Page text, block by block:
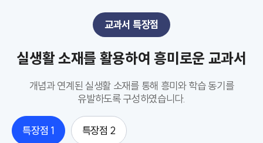
교과서 특장점
실생활 소재를 활용하여 흥미로운 교과서
개념과 연계된 실생활 소재를 통해 흥미와 학습 동기를
유발하도록 구성하였습니다.
특장점 1 특장점 2